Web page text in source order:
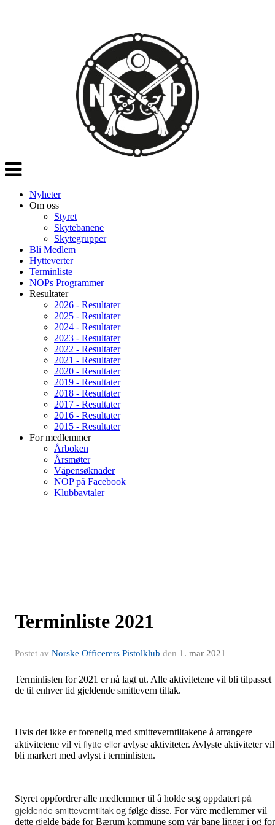
Veksle
navigasjon
Nyheter
Om oss
Styret
Skytebanene
Skytegrupper
Bli Medlem
Hytteverter
Terminliste
NOPs Programmer
Resultater
2026 - Resultater
2025 - Resultater
2024 - Resultater
2023 - Resultater
2022 - Resultater
2021 - Resultater
2020 - Resultater
2019 - Resultater
2018 - Resultater
2017 - Resultater
2016 - Resultater
2015 - Resultater
For medlemmer
Årboken
Årsmøter
Våpensøknader
NOP på Facebook
Klubbavtaler
Terminliste 2021
Postet av Norske Officerers Pistolklub den 1. mar 2021
Terminlisten for 2021 er nå lagt ut. Alle aktivitetene vil bli tilpasset
de til enhver tid gjeldende smittevern tiltak.
Hvis det ikke er forenelig med smitteverntiltakene å arrangere
aktivitetene vil vi flytte eller avlyse aktiviteter. Avlyste aktiviteter vil
bli markert med avlyst i terminlisten.
Styret oppfordrer alle medlemmer til å holde seg oppdatert på
gjeldende smitteverntiltak og følge disse. For våre medlemmer vil
dette gjelde både for Bærum kommune som vår bane ligger i og for